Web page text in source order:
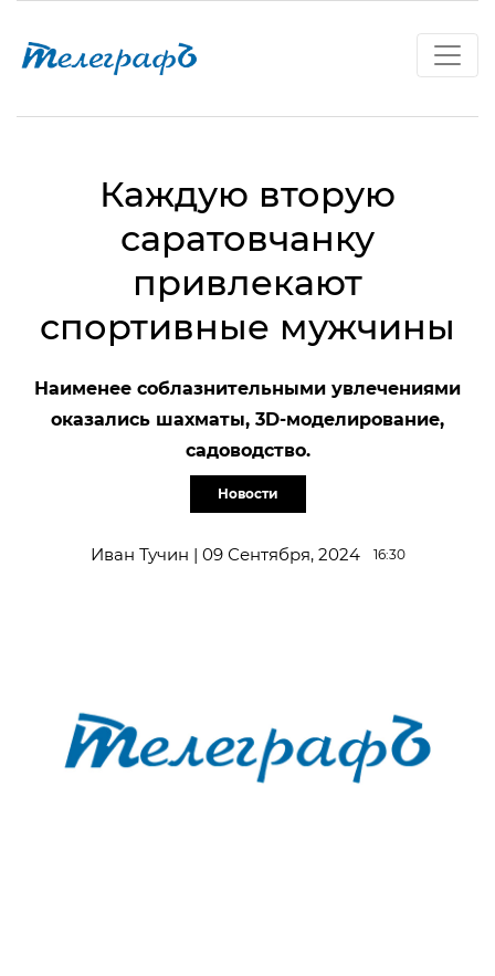
Каждую вторую
саратовчанку
привлекают
спортивные мужчины
Наименее соблазнительными увлечениями
оказались шахматы, 3D-моделирование,
садоводство.
Новости
Иван Тучин | 09 Сентября, 2024 16:30